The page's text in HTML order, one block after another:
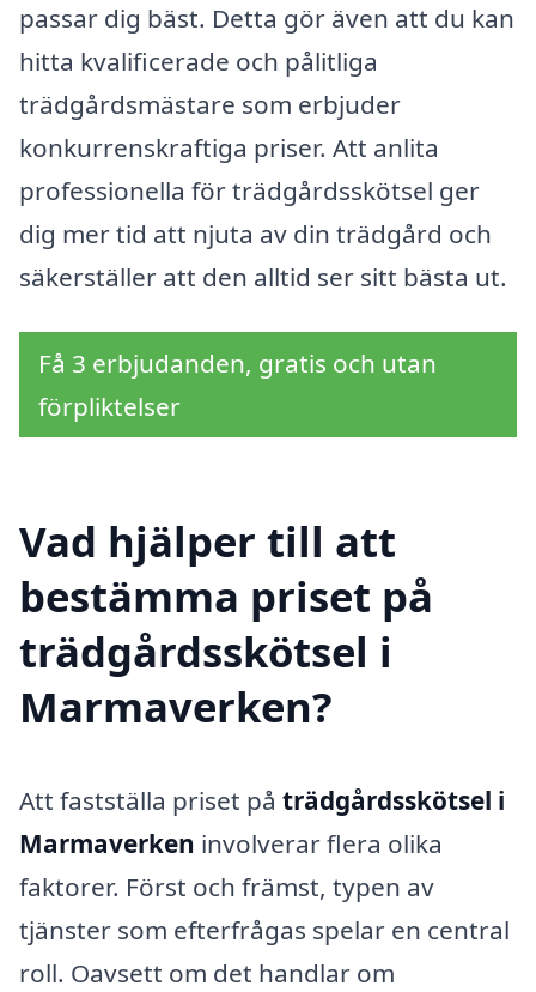
passar dig bäst. Detta gör även att du kan
hitta kvalificerade och pålitliga
trädgårdsmästare som erbjuder
konkurrenskraftiga priser. Att anlita
professionella för trädgårdsskötsel ger
dig mer tid att njuta av din trädgård och
säkerställer att den alltid ser sitt bästa ut.
Få 3 erbjudanden, gratis och utan
förpliktelser
Vad hjälper till att
bestämma priset på
trädgårdsskötsel i
Marmaverken?
Att fastställa priset på trädgårdsskötsel i
Marmaverken involverar flera olika
faktorer. Först och främst, typen av
tjänster som efterfrågas spelar en central
roll. Oavsett om det handlar om